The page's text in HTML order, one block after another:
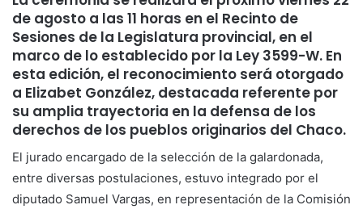
de agosto a las 11 horas en el Recinto de
Sesiones de la Legislatura provincial, en el
marco de lo establecido por la Ley 3599-W. En
esta edición, el reconocimiento será otorgado
a Elizabet González, destacada referente por
su amplia trayectoria en la defensa de los
derechos de los pueblos originarios del Chaco.
El jurado encargado de la selección de la galardonada,
entre diversas postulaciones, estuvo integrado por el
diputado Samuel Vargas, en representación de la Comisión